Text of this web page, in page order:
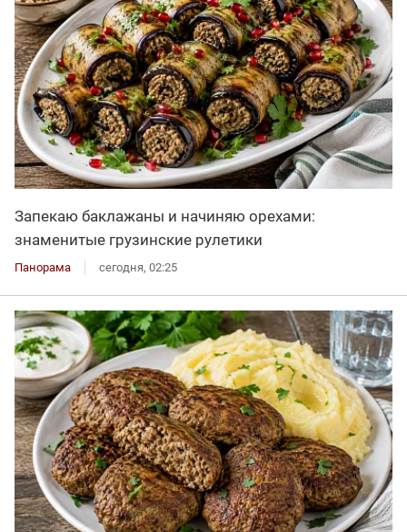
Запекаю баклажаны и начиняю орехами:
знаменитые грузинские рулетики
Панорама сегодня, 02:25